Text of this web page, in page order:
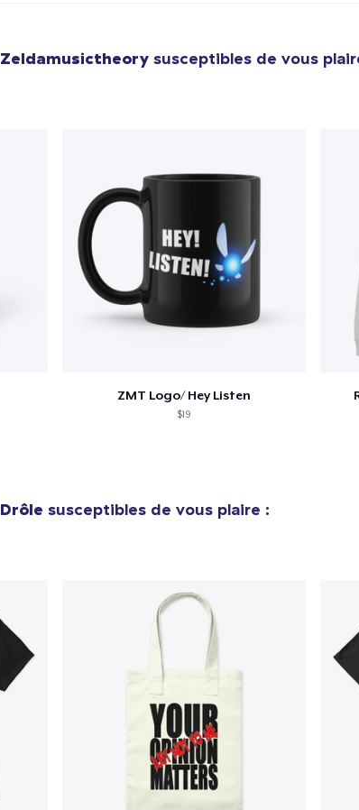
Zeldamusictheory susceptibles de vous
ZMT Logo/ Hey Listen
$19
Drôle susceptibles de vous plaire :
Procéder à la
Vérification
Tru Transfer Printed Classic Long Sleeve
Unisex Premium Pullover Hoodie
40,99 $US
Unisex Classic Crewneck Sweatshirt